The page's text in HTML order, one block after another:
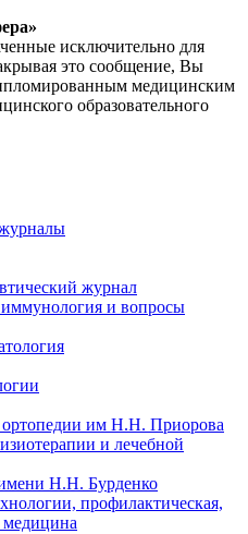
исключительно для
это сообщение, Вы
медицинским
образовательного
журнал
и вопросы
ортопедии им Н.Н. Приорова
и лечебной
Н.Н. Бурденко
профилактическая,
медицина